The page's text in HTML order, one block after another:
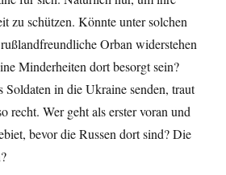
zu schützen. Könnte unter solchen
Orban widerstehen
Minderheiten dort besorgt sein?
in die Ukraine senden, traut
recht. Wer geht als erster voran und
bevor die Russen dort sind? Die